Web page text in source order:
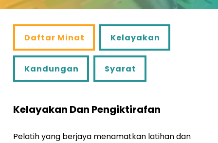
Daftar Minat
Daftar Minat
Kelayakan
Kelayakan
Kandungan
Kandungan
Syarat
Syarat
Kelayakan Dan Pengiktirafan
Pelatih yang berjaya menamatkan latihan dan